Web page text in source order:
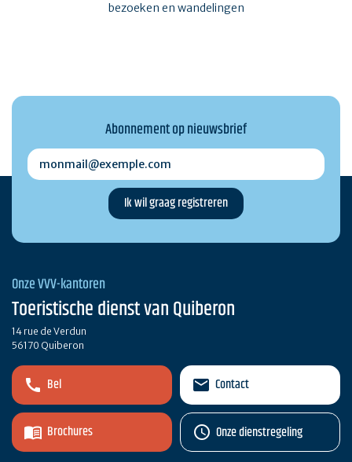
bezoeken en wandelingen
Abonnement op nieuwsbrief
monmail@exemple.com
Onze VVV-kantoren
Toeristische dienst van Quiberon
14 rue de Verdun
56170 Quiberon
Bel
Brochures
Contact
Onze dienstregeling